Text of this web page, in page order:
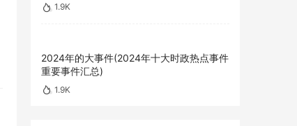
1.9K
2024年的大事件(2024年十大时政热点事件
重要事件汇总)
1.9K